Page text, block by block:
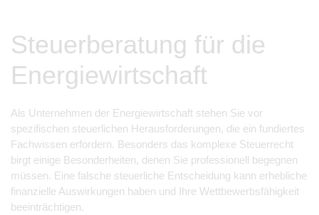
Steuerberatung für die
Energiewirtschaft
Als Unternehmen der Energiewirtschaft stehen Sie vor
spezifischen steuerlichen Herausforderungen, die ein fundiertes
Fachwissen erfordern. Besonders das komplexe Steuerrecht
birgt einige Besonderheiten, denen Sie professionell begegnen
müssen. Eine falsche steuerliche Entscheidung kann erhebliche
finanzielle Auswirkungen haben und Ihre Wettbewerbsfähigkeit
beeinträchtigen.